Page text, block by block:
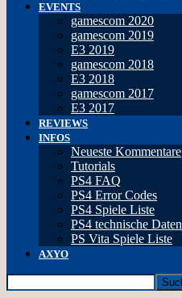
EVENTS
gamescom 2020
gamescom 2019
E3 2019
gamescom 2018
E3 2018
gamescom 2017
E3 2017
REVIEWS
INFOS
Neueste Kommentare
Tutorials
PS4 FAQ
PS4 Error Codes
PS4 Spiele Liste
PS4 technische Daten
PS Vita Spiele Liste
AXYO